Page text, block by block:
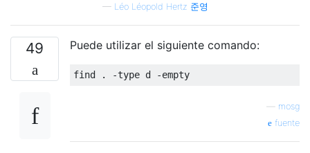
— Léo Léopold Hertz 준영
49 Puede utilizar el siguiente comando:
find . -type d -empty
mosg
fuente